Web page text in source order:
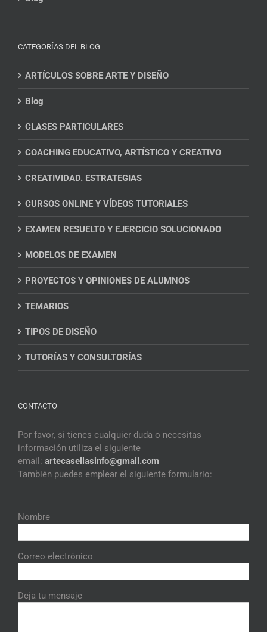
CATEGORÍAS DEL BLOG
ARTÍCULOS SOBRE ARTE Y DISEÑO
Blog
CLASES PARTICULARES
COACHING EDUCATIVO, ARTÍSTICO Y CREATIVO
CREATIVIDAD. ESTRATEGIAS
CURSOS ONLINE Y VÍDEOS TUTORIALES
EXAMEN RESUELTO Y EJERCICIO SOLUCIONADO
MODELOS DE EXAMEN
PROYECTOS Y OPINIONES DE ALUMNOS
TEMARIOS
TIPOS DE DISEÑO
TUTORÍAS Y CONSULTORÍAS
CONTACTO
Por favor, si tienes cualquier duda o necesitas
información utiliza el siguiente
email: artecasellasinfo@gmail.com
También puedes emplear el siguiente formulario:
Nombre
Correo electrónico
Deja tu mensaje